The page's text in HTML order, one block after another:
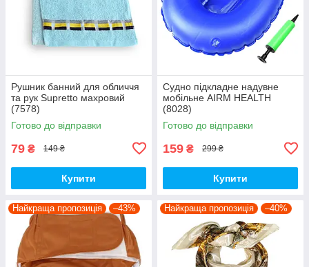
Рушник банний для обличчя
та рук Supretto махровий
(7578)
Готово до відправки
79 ₴ 149 ₴
Купити
Судно підкладне надувне
мобільне AIRM HEALTH
(8028)
Готово до відправки
159 ₴ 299 ₴
Купити
Найкраща пропозиція –43% Найкраща пропозиція –40%